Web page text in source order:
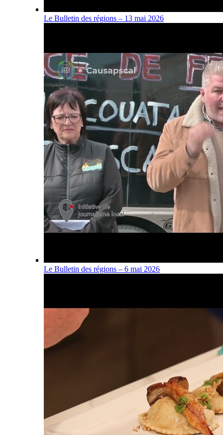
Le Bulletin des régions – 13 mai 2026
Le Bulletin des régions – 6 mai 2026